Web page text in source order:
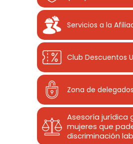
Servicios a la
Club Descuentos
Zona de delegados
Asesoría jurídica
mujeres que
discriminación